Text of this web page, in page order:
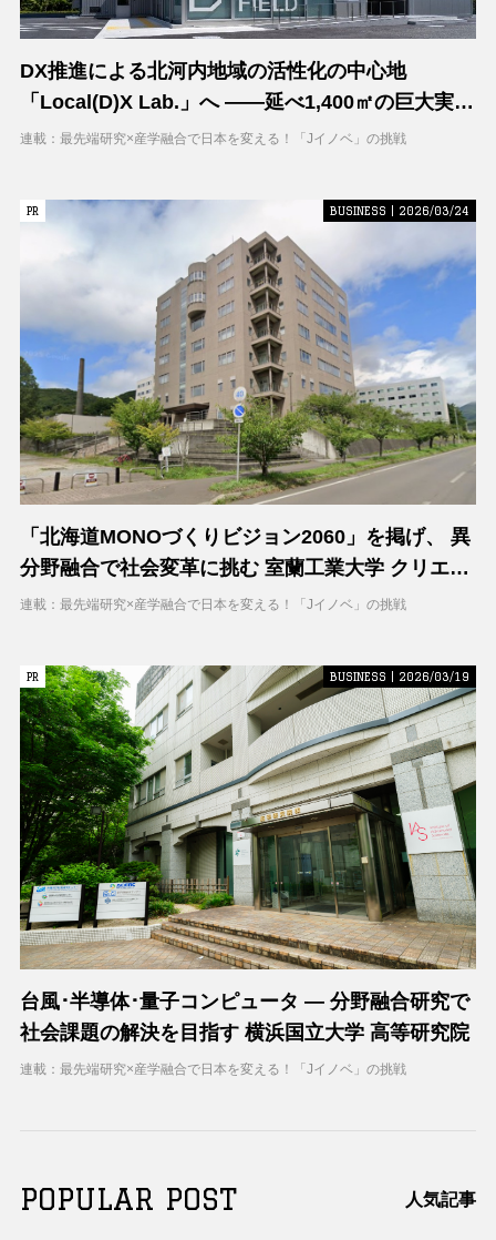
DX推進による北河内地域の活性化の中心地
「Local(D)X Lab.」へ ――延べ1,400㎡の巨大実証
空間で地域DXに挑む 大阪工業大学 DXフィールド
連載：最先端研究×産学融合で日本を変える！「Jイノベ」の挑戦
PR
PR BUSINESS | 2026/03/24
「北海道MONOづくりビジョン2060」を掲げ、 異
分野融合で社会変革に挑む 室蘭工業大学 クリエイ
ティブコラボレーションセンター（CCC）
連載：最先端研究×産学融合で日本を変える！「Jイノベ」の挑戦
PR
PR BUSINESS | 2026/03/19
台風･半導体･量子コンピュータ ― 分野融合研究で
社会課題の解決を目指す 横浜国立大学 高等研究院
連載：最先端研究×産学融合で日本を変える！「Jイノベ」の挑戦
POPULAR POST 人気記事